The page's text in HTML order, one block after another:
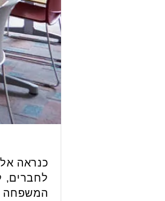
כנראה
לחברים,
המשפחה